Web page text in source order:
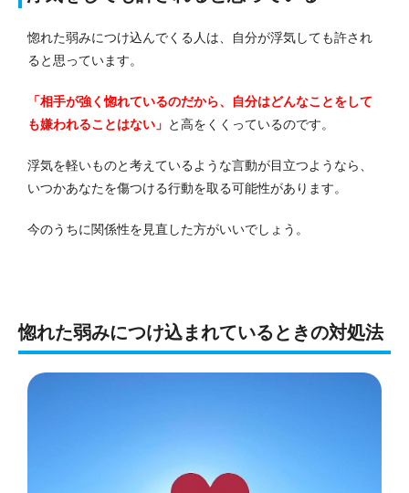
惚れた弱みにつけ込んでくる人は、自分が浮気しても許され
ると思っています。
「相手が強く惚れているのだから、自分はどんなことをして
も嫌われることはない」 と高をくくっているのです。
浮気を軽いものと考えているような言動が目立つようなら、
いつかあなたを傷つける行動を取る可能性があります。
今のうちに関係性を見直した方がいいでしょう。
惚れた弱みにつけ込まれているときの対処法